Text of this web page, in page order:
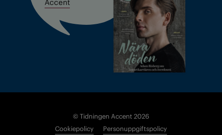
Accent
© Tidningen Accent 2026
Cookiepolicy
Personuppgiftspolicy